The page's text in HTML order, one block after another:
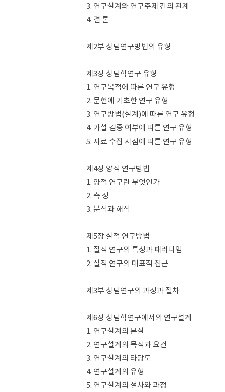
3. 연구설계와 연구주제 간의 관계
4. 결 론
제2부 상담연구방법의 유형
제3장 상담학연구 유형
1. 연구목적에 따른 연구 유형
2. 문헌에 기초한 연구 유형
3. 연구방법(설계)에 따른 연구 유형
4. 가설 검증 여부에 따른 연구 유형
5. 자료 수집 시점에 따른 연구 유형
제4장 양적 연구방법
1. 양적 연구란 무엇인가
2. 측 정
3. 분석과 해석
제5장 질적 연구방법
1. 질적 연구의 특성과 패러다임
2. 질적 연구의 대표적 접근
제3부 상담연구의 과정과 절차
제6장 상담학연구에서의 연구설계
1. 연구설계의 본질
2. 연구설계의 목적과 요건
3. 연구설계의 타당도
4. 연구설계의 유형
5. 연구설계의 절차와 과정